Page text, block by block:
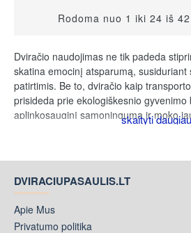
Rodoma nuo 1 iki 24 iš
Dviračio naudojimas ne tik padeda
skatina emocinį atsparumą, susiduriant
patirtimis. Be to, dviračio kaip
prisideda prie ekologiškesnio gyvenimo
aplinkosauginį sąmoningumą ir moko
rūpintis savo ir aplinkos gerove.
Ką reikėtų įvertinti
paaugliui ?
paauglys turėtų galėti lengvai pasiekti
ant dviračio sėdynės. Dviratis, kuris yra
DVIRACIUPASAULIS.LT
Apie Mus
Privatumo politika